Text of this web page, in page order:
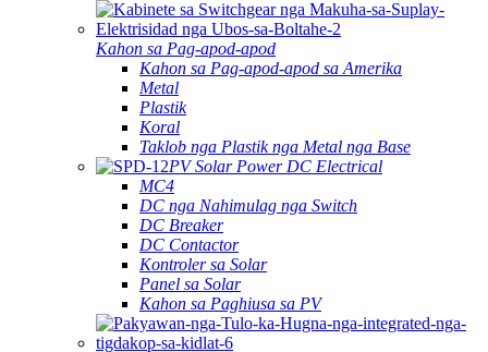
Kahon sa Pag-apod-apod
Kahon sa Pag-apod-apod sa Amerika
Metal
Plastik
Koral
Taklob nga Plastik nga Metal nga Base
PV Solar Power DC Electrical
MC4
DC nga Nahimulag nga Switch
DC Breaker
DC Contactor
Kontroler sa Solar
Panel sa Solar
Kahon sa Paghiusa sa PV